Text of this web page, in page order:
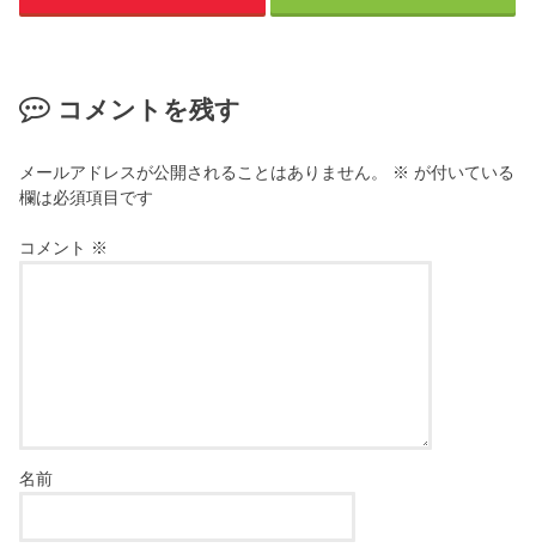
コメントを残す
メールアドレスが公開されることはありません。 ※ が付いている
欄は必須項目です
コメント ※
名前